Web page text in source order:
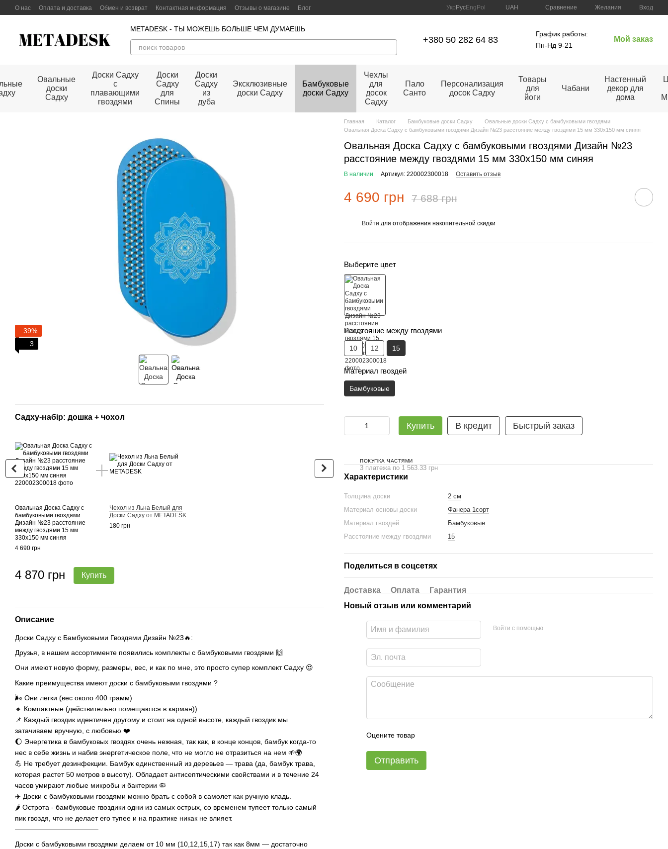
Перейти к основному контенту
О нас Оплата и доставка Обмен и возврат Контактная информация Отзывы о магазине
Блог
Укр РусEng Pol UAH Сравнение Желания Вход
METADESK - ТЫ МОЖЕШЬ БОЛЬШЕ ЧЕМ ДУМАЕШЬ
+380 50 282 64 83
График работы:
Пн-Нд 9-21
Мой заказ
Овальные
доски
Садху
Доски Садху
с
плавающими
гвоздями
Доски
Садху
для
Спины
Доски
Садху
из
дуба
Эксклюзивные
доски Садху
Бамбуковые
доски Садху
Чехлы
для
досок
Садху
Пало
Санто
Персонализация
досок Садху
Товары
для
йоги
Чабани
Настенный
декор для
дома
−39%
3
Садху-набір: дошка + чохол
Овальная Доска Садху с
бамбуковыми гвоздями
Дизайн №23 расстояние
между гвоздями 15 мм
330х150 мм синяя
4 690 грн
Чехол из Льна Белый для
Доски Садху от METADESK
180 грн
4 870 грн Купить
Садху-набір Люкс: дошка + сумка ⭐ 99% рекомендують
Овальная Доска Садху с
бамбуковыми гвоздями
Дизайн №23 расстояние
330х150 мм синяя
Люкс-сумка из экокожи
черный глянцевый
5 370 грн
Описание
Доски Садху с Бамбуковыми Гвоздями Дизайн №23🔥:
Друзья, в нашем ассортименте появились комплекты с бамбуковыми гвоздями 🙌
Они имеют новую форму, размеры, вес, и как по мне, это просто супер комплект Садху 😍
Какие преимущества имеют доски с бамбуковыми гвоздями ?
🌬 Они легки (вес около 400 грамм)
🔸 Компактные (действительно помещаются в карман))
📌 Каждый гвоздик идентичен другому и стоит на одной высоте, каждый гвоздик мы
затачиваем вручную, с любовью ❤️
🌔 Энергетика в бамбуковых гвоздях очень нежная, так как, в конце концов, бамбук когда-то
нес в себе жизнь и набив энергетическое поле, что не могло не отразиться на нем 🌱🌍
💪 Не требует дезинфекции. Бамбук единственный из деревьев — трава (да, бамбук трава,
которая растет 50 метров в высоту). Обладает антисептическими свойствами и в течение 24
часов умирают любые микробы и бактерии 🦠
✈️ Доски с бамбуковыми гвоздями можно брать с собой в самолет как ручную кладь.
🌶 Острота - бамбуковые гвоздики одни из самых острых, со временем тупеет только самый
пик гвоздя, что не делает его тупее и на практике никак не влияет.
————————————
Доски с бамбуковыми гвоздями делаем от 10 мм (10,12,15,17) так как 8мм — достаточно
Главная Каталог Бамбуковые доски Садху
Овальные доски Садху с бамбуковыми гвоздями
Овальная Доска Садху с бамбуковыми гвоздями Дизайн №23 расстояние между гвоздями 15 мм 330х150 мм синяя
Овальная Доска Садху с бамбуковыми гвоздями Дизайн №23
расстояние между гвоздями 15 мм 330х150 мм синяя
В наличии Артикул: 220002300018 Оставить отзыв
4 690 грн 7 688 грн
Войти для отображения накопительной скидки
Выберите цвет
Расстояние между гвоздями
10 12 15
Материал гвоздей
Бамбуковые
Купить В кредит Быстрый заказ
ПОКУПКА ЧАСТЯМИ
3 платежа по 1 563.33 грн
Характеристики
Толщина доски
2 см
Материал основы доски
Фанера 1сорт
Материал гвоздей
Бамбуковые
Расстояние между гвоздями
15
Поделиться в соцсетях
Доставка Оплата
Гарантия
Новый отзыв или комментарий
Войти с помощью
Оцените товар
Отправить